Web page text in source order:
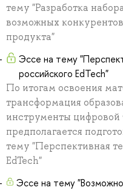
тему "Разработка
возможных
продукта"
Эссе на тему
российского EdTech"
По итогам освоения
трансформация
инструменты
предполагается
тему "Перспективная
EdTech"
Эссе на тему